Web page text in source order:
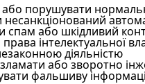
порушувати
несанкціонований
або шкідливий
інтелектуальної
діяльністю
або зворотно
фальшиву